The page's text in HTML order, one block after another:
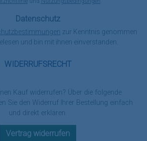
WIDERRUFSRECHT
Kauf widerrufen? Über die folgende
Sie den Widerruf Ihrer Bestellung einfach
und direkt erklären.
Vertrag widerrufen
Datenschutz
zur Kenntnis genommen
und bin mit ihnen einverstanden.